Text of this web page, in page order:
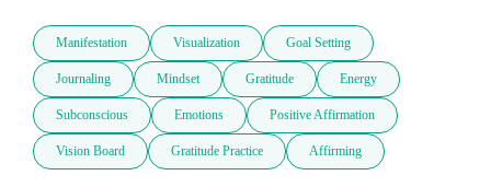
Manifestation Visualization Goal Setting
Journaling Mindset Gratitude Energy
Subconscious Emotions Positive Affirmation
Vision Board Gratitude Practice Affirming